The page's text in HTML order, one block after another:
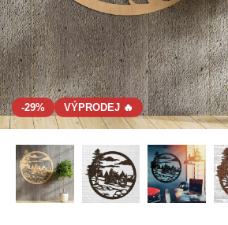
-29% VÝPRODEJ 🔥